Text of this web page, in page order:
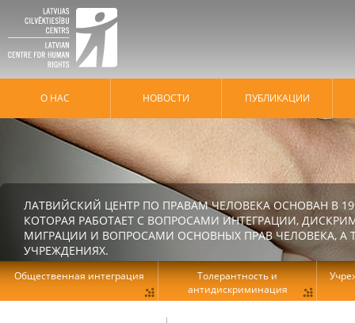
О НАС HОВОСТИ ПУБЛИКАЦИИ
ЛАТВИЙСКИЙ ЦЕНТР ПО ПРАВАМ ЧЕЛОВЕКА ОСНОВАН В
КОТОРАЯ РАБОТАЕТ С ВОПРОСАМИ ИНТЕГРАЦИИ,
МИГРАЦИИ И ВОПРОСАМИ ОСНОВНЫХ ПРАВ ЧЕЛОВЕКА, А
УЧРЕЖДЕНИЯХ.
Общественная интеграция
Толерантность и
антидискриминация